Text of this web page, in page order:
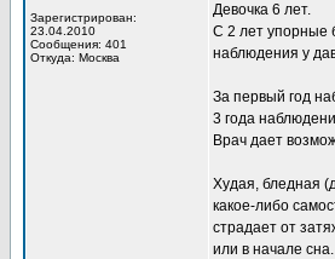
Зарегистрирован:
23.04.2010
Сообщения: 401
Откуда: Москва
Девочка 6 лет.
С 2 лет упорные
наблюдения у
За первый год
3 года
Врач дает
Худая, бледная
какое-либо
страдает от
или в начале сна.